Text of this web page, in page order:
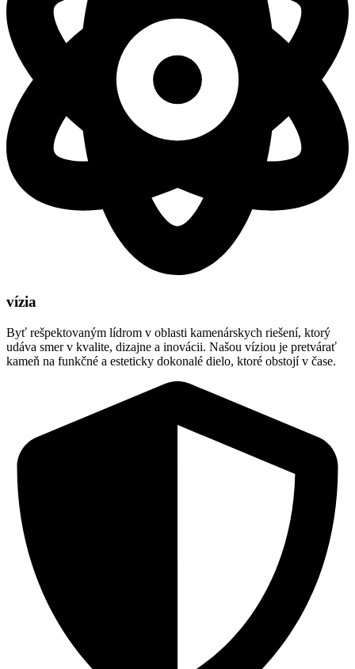
vízia
Byť rešpektovaným lídrom v oblasti kamenárskych riešení, ktorý
udáva smer v kvalite, dizajne a inovácii. Našou víziou je pretvárať
kameň na funkčné a esteticky dokonalé dielo, ktoré obstojí v čase.